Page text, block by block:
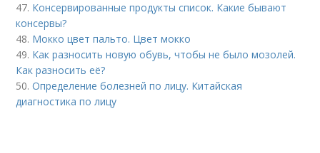
47. Консервированные продукты список. Какие бывают
консервы?
48. Мокко цвет пальто. Цвет мокко
49. Как разносить новую обувь, чтобы не было мозолей.
Как разносить её?
50.Определение болезней по лицу. Китайская
диагностика по лицу